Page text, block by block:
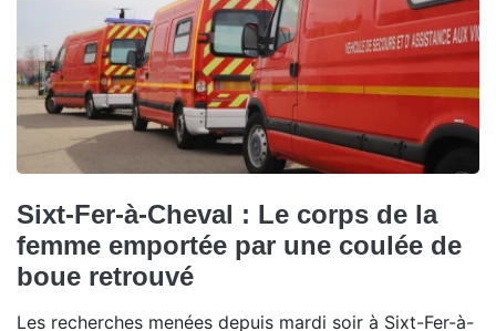
Sixt-Fer-à-Cheval : Le corps de la
femme emportée par une coulée de
boue retrouvé
Les recherches menées depuis mardi soir à Sixt-Fer-à-